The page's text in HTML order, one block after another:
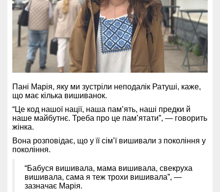
Пані Марія, яку ми зустріли неподалік Ратуші, каже,
що має кілька вишиванок.
“Це код нашої нації, наша пам’ять, наші предки й
наше майбутнє. Треба про це пам’ятати”, — говорить
жінка.
Вона розповідає, що у її сім’ї вишивали з покоління у
покоління.
“Бабуся вишивала, мама вишивала, свекруха
вишивала, сама я теж трохи вишивала”, —
зазначає Марія.